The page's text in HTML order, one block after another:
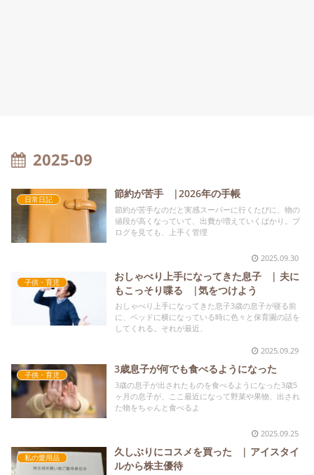
2025-09
日常日記 節約が苦手 |2026年の手帳
節約が苦手なのだと実感スーパーに行くたびに、物の
値段が高くなっていて、出費が増えていくばかり。ブ
ログを見ても、上手く管理
2025.09.30
子供・育児
おしゃべり上手になってきた息子 | 夫に
もこっそり喋る |気をつけよう
おしゃべり上手になってきた息子3歳の息子が寝る前
に、ベッドに横になっている時に色々と保育園の話を
してくれる。それが最近、
2025.09.29
子供・育児 3歳息子が何でも食べるようになった
3歳の息子が出されたものを食べるようになった3歳5
ヶ月の息子が、ここ最近になって野菜や果物、出され
た物をちゃんと食べるよ
2025.09.25
私の愛用品
久しぶりにコスメを買った | アイスタイ
ルから株主優待